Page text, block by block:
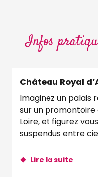
Infos
Château Royal
Imaginez un palais
sur un promontoire
Loire, et figurez
suspendus entre
Lire la suite